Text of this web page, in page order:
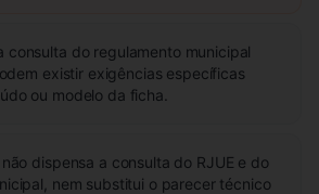
consulta do regulamento municipal
existir exigências específicas
ou modelo da ficha.
dispensa a consulta do RJUE e do
nem substitui o parecer técnico